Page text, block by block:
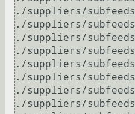
./suppliers/
./suppliers/
./suppliers/
./suppliers/
./suppliers/
./suppliers/
./suppliers/
./suppliers/